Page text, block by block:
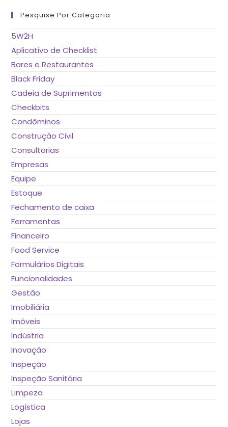
Pesquise Por Categoria
5W2H
Aplicativo de Checklist
Bares e Restaurantes
Black Friday
Cadeia de Suprimentos
Checkbits
Condôminos
Construção Civil
Consultorias
Empresas
Equipe
Estoque
Fechamento de caixa
Ferramentas
Financeiro
Food Service
Formulários Digitais
Funcionalidades
Gestão
Imobiliária
Imóveis
Indústria
Inovação
Inspeção
Inspeção Sanitária
Limpeza
Logística
Lojas